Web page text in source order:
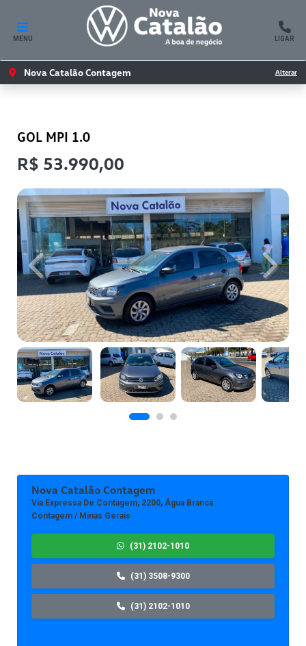
MENU LIGAR
Nova Catalão Contagem Alterar
GOL MPI 1.0
R$ 53.990,00
Previous Next
Nova Catalão Contagem
Via Expressa De Contagem, 2200, Água Branca
Contagem / Minas Gerais
(31) 2102-1010
(31) 3508-9300
(31) 2102-1010